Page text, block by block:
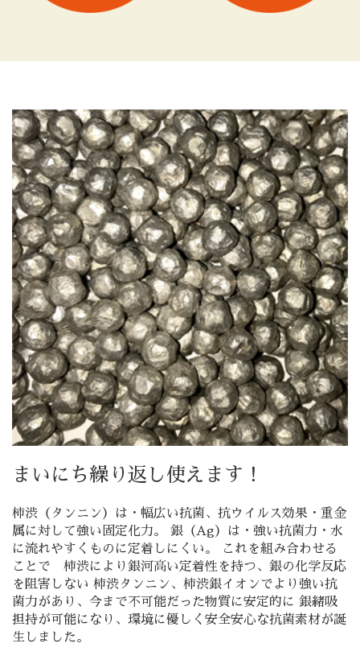
まいにち繰り返し使えます！
柿渋（タンニン）は・幅広い抗菌、抗ウイルス効果・重金
属に対して強い固定化力。 銀（Ag）は・強い抗菌力・水
に流れやすくものに定着しにくい。 これを組み合わせる
ことで 柿渋により銀河高い定着性を持つ、銀の化学反応
を阻害しない 柿渋タンニン、柿渋銀イオンでより強い抗
菌力があり、今まで不可能だった物質に安定的に 銀緒吸
担持が可能になり、環境に優しく安全安心な抗菌素材が誕
生しました。